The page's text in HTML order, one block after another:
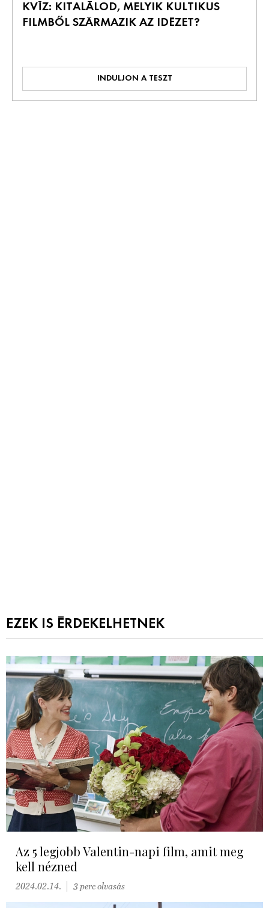
KVÍZ: KITALÁLOD, MELYIK KULTIKUS
FILMBŐL SZÁRMAZIK AZ IDÉZET?
INDULJON A TESZT
EZEK IS ÉRDEKELHETNEK
Az 5 legjobb Valentin-napi film, amit meg
kell nézned
2024.02.14. 3 perc olvasás